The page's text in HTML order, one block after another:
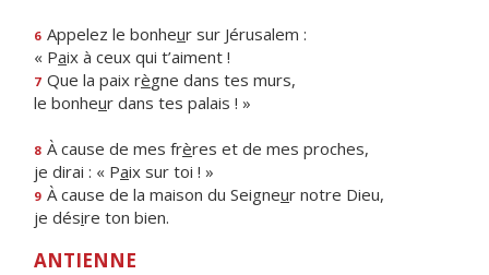
6 Appelez le bonheur sur Jérusalem :
« Paix à ceux qui t’aiment !
7 Que la paix règne dans tes murs,
le bonheur dans tes palais ! »
8 À cause de mes frères et de mes proches,
je dirai : « Paix sur toi ! »
9 À cause de la maison du Seigneur notre Dieu,
je désire ton bien.
ANTIENNE